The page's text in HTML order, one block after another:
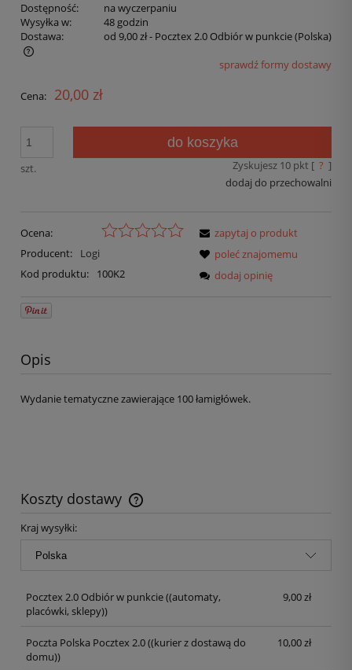
Dostępność:
na wyczerpaniu
Wysyłka w:
48 godzin
Dostawa:
od 9,00 zł- Pocztex 2.0 Odbiór w punkcie(Polska)
sprawdź formy dostawy
Cena: 20,00 zł
szt.
do koszyka
Zyskujesz 10pkt [ ? ]
dodaj do przechowalni
Ocena:
Producent:
Logi
Kod produktu:
100K2
zapytaj o produkt
poleć znajomemu
dodaj opinię
Opis
Wydanie tematyczne zawierające 100 łamigłówek.
Koszty dostawy
Kraj wysyłki:
Pocztex 2.0 Odbiór w punkcie((automaty,
placówki, sklepy))
9,00 zł
Poczta Polska Pocztex 2.0((kurier z dostawą do
domu))
10,00 zł